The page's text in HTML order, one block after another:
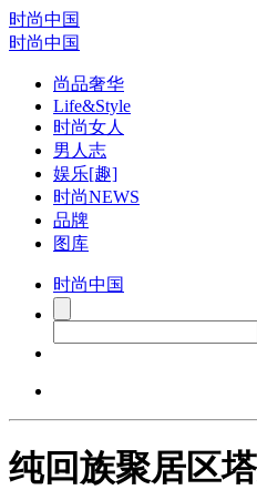
时尚中国
时尚中国
尚品奢华
Life&Style
时尚女人
男人志
娱乐[趣]
时尚NEWS
品牌
图库
时尚中国
纯回族聚居区